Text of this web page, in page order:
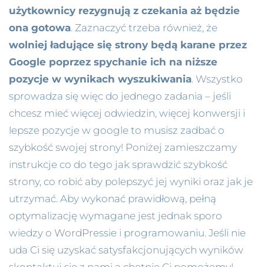
użytkownicy rezygnują z czekania aż będzie
ona gotowa. Zaznaczyć trzeba również, że
wolniej ładujące się strony będą karane przez
Google poprzez spychanie ich na niższe
pozycje w wynikach wyszukiwania. Wszystko
sprowadza się więc do jednego zadania – jeśli
chcesz mieć więcej odwiedzin, więcej konwersji i
lepsze pozycje w google to musisz zadbać o
szybkość swojej strony! Poniżej zamieszczamy
instrukcje co do tego jak sprawdzić szybkość
strony, co robić aby polepszyć jej wyniki oraz jak je
utrzymać. Aby wykonać prawidłową, pełną
optymalizację wymagane jest jednak sporo
wiedzy o WordPressie i programowaniu. Jeśli nie
uda Ci się uzyskać satysfakcjonujących wyników